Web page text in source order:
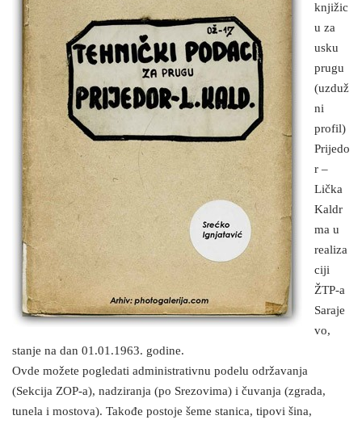
knjižic
u za
usku
prugu
(uzduž
ni
profil)
Prijedo
r –
Lička
Kaldr
ma u
realiza
ciji
ŽTP-a
Saraje
vo,
stanje na dan 01.01.1963. godine.
Ovde možete pogledati administrativnu podelu održavanja
(Sekcija ZOP-a), nadziranja (po Srezovima) i čuvanja (zgrada,
tunela i mostova). Takođe postoje šeme stanica, tipovi šina,